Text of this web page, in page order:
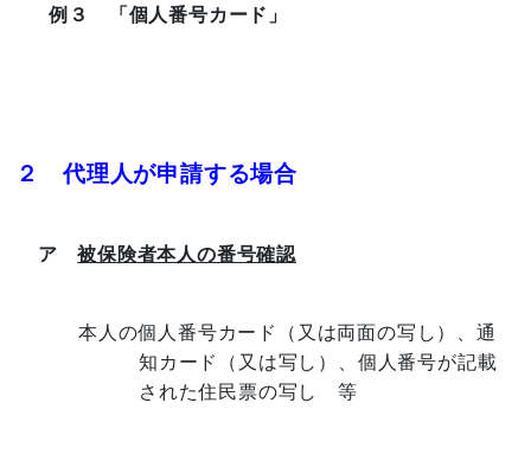
例３ 「個人番号カード」
２ 代理人が申請する場合
ア被保険者本人の番号確認
本人の個人番号カード（又は両面の写し）、通
知カード（又は写し）、個人番号が記載
された住民票の写し 等